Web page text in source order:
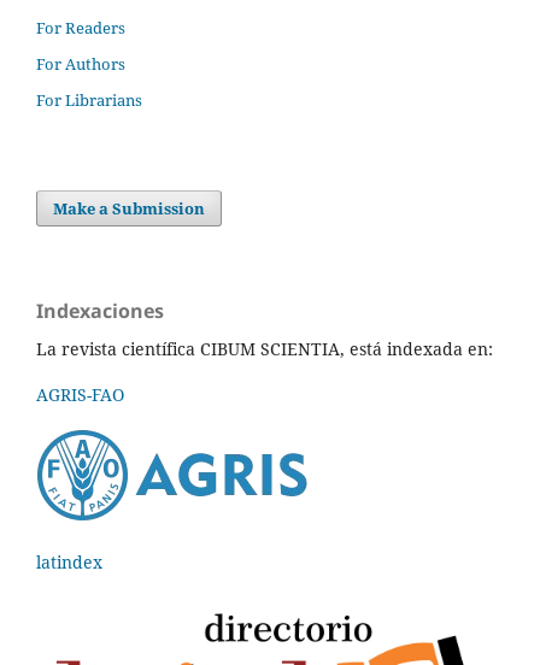
For Readers
For Authors
For Librarians
Make a Submission
Indexaciones
La revista científica CIBUM SCIENTIA, está indexada en:
AGRIS-FAO
latindex